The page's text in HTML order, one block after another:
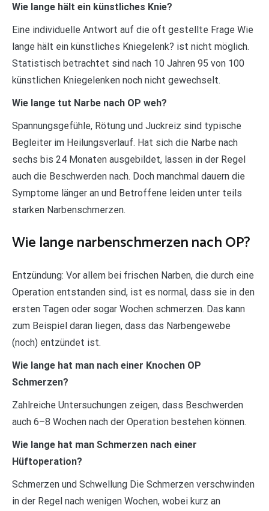
Wie lange hält ein künstliches Knie?
Eine individuelle Antwort auf die oft gestellte Frage Wie
lange hält ein künstliches Kniegelenk? ist nicht möglich.
Statistisch betrachtet sind nach 10 Jahren 95 von 100
künstlichen Kniegelenken noch nicht gewechselt.
Wie lange tut Narbe nach OP weh?
Spannungsgefühle, Rötung und Juckreiz sind typische
Begleiter im Heilungsverlauf. Hat sich die Narbe nach
sechs bis 24 Monaten ausgebildet, lassen in der Regel
auch die Beschwerden nach. Doch manchmal dauern die
Symptome länger an und Betroffene leiden unter teils
starken Narbenschmerzen.
Wie lange narbenschmerzen nach OP?
Entzündung: Vor allem bei frischen Narben, die durch eine
Operation entstanden sind, ist es normal, dass sie in den
ersten Tagen oder sogar Wochen schmerzen. Das kann
zum Beispiel daran liegen, dass das Narbengewebe
(noch) entzündet ist.
Wie lange hat man nach einer Knochen OP
Schmerzen?
Zahlreiche Untersuchungen zeigen, dass Beschwerden
auch 6–8 Wochen nach der Operation bestehen können.
Wie lange hat man Schmerzen nach einer
Hüftoperation?
Schmerzen und Schwellung Die Schmerzen verschwinden
in der Regel nach wenigen Wochen, wobei kurz an